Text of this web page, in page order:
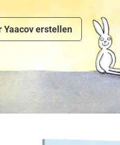
Yaacov erstellen